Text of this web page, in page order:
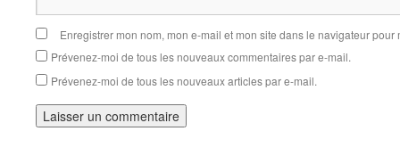
Enregistrer mon nom, mon e-mail et mon site dans le navigateur
Prévenez-moi de tous les nouveaux commentaires par e-mail.
Prévenez-moi de tous les nouveaux articles par e-mail.